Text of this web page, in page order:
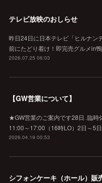
テレビ放映のおしらせ
昨日24日に日本テレビ「ヒルナン
前にたどり着け！即完売グルメin
2026.07.25 06:03
【GW営業について】
★GW営業のご案内です28日‥臨時
11:00～17:00（16時LO）2日～5
2026.04.19 00:53
シフォンケーキ（ホール）販